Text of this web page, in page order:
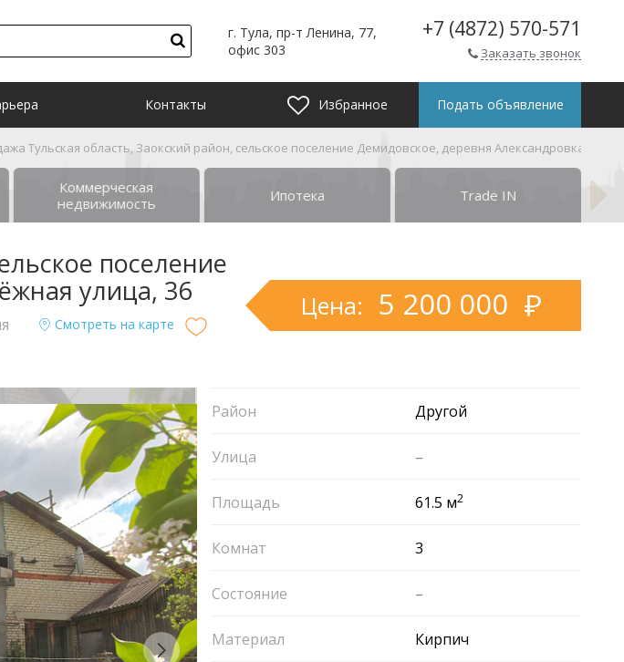
г. Тула, пр-т Ленина, 77,
офис 303
+7 (4872) 570-571
Заказать звонок
Контакты Избранное Подать объявление
Тульская область, Заокский район, сельское поселение Демидовское, деревня Александровка,
Коммерческая
недвижимость
Ипотека Trade IN
поселение
улица, 36
Смотреть на карте
Цена: 5 200 000
Район Другой
Улица –
Площадь 61.5 м2
Комнат 3
Состояние –
Материал Кирпич